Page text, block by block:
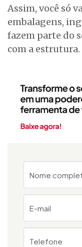
Assim, você só
embalagens,
fazem parte do
com a estrutura.
Nome
E-mail
Telefone